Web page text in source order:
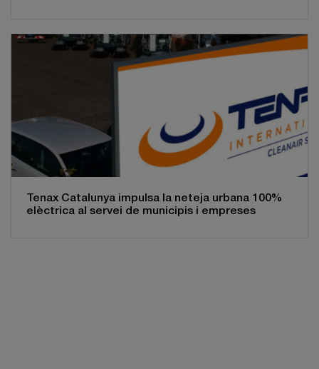
Tenax Catalunya impulsa la neteja urbana 100%
elèctrica al servei de municipis i empreses